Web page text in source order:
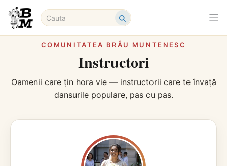
COMUNITATEA BRÂU MUNTENESC
Instructori
Oamenii care țin hora vie — instructorii care te învață
dansurile populare, pas cu pas.